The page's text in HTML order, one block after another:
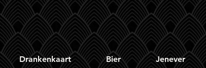
Drankenkaart Bier Jenever